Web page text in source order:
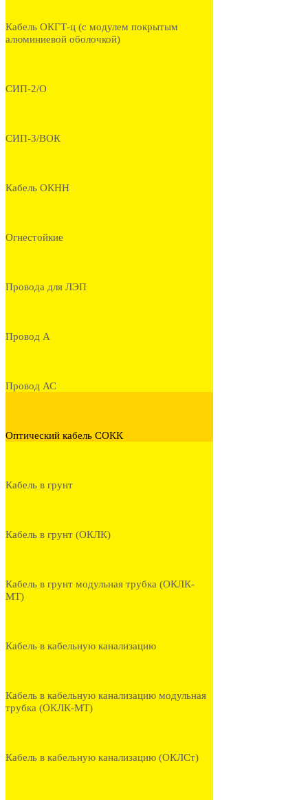
Кабель ОКГТ-ц (с модулем покрытым
алюминиевой оболочкой)
СИП-2/О
СИП-3/ВОК
Кабель ОКНН
Огнестойкие
Провода для ЛЭП
Провод А
Провод АС
Оптический кабель СОКК
Кабель в грунт
Кабель в грунт (ОКЛК)
Кабель в грунт модульная трубка (ОКЛК-
МТ)
Кабель в кабельную канализацию
Кабель в кабельную канализацию модульная
трубка (ОКЛК-МТ)
Кабель в кабельную канализацию (ОКЛСт)